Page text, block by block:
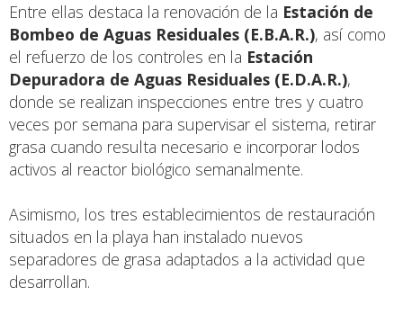
Entre ellas destaca la renovación de la Estación de
Bombeo de Aguas Residuales (E.B.A.R.), así como
el refuerzo de los controles en la Estación
Depuradora de Aguas Residuales (E.D.A.R.),
donde se realizan inspecciones entre tres y cuatro
veces por semana para supervisar el sistema, retirar
grasa cuando resulta necesario e incorporar lodos
activos al reactor biológico semanalmente.
Asimismo, los tres establecimientos de restauración
situados en la playa han instalado nuevos
separadores de grasa adaptados a la actividad que
desarrollan.